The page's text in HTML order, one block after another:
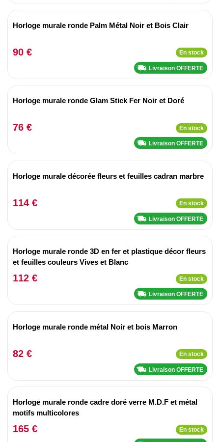
Horloge murale ronde Palm Métal Noir et Bois Clair
90 € En stock
Livraison OFFERTE
Horloge murale ronde Glam Stick Fer Noir et Doré
76 € En stock
Livraison OFFERTE
Horloge murale décorée fleurs et feuilles cadran marbre
114 € En stock
Livraison OFFERTE
Horloge murale ronde 3D en fer et plastique décor fleurs
et feuilles couleurs Vives et Blanc
112 € En stock
Livraison OFFERTE
Horloge murale ronde métal Noir et bois Marron
82 € En stock
Livraison OFFERTE
Horloge murale ronde cadre doré verre M.D.F et métal
motifs multicolores
165 € En stock